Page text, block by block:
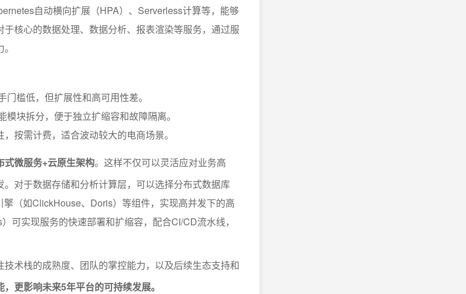
自动横向扩展（HPA）、Serverless计算等，能够
核心的数据处理、数据分析、报表渲染等服务，通过服
槛低，但扩展性和高可用性差。
块拆分，便于独立扩缩容和故障隔离。
按需计费，适合波动较大的电商场景。
式微服务+云原生架构。这样不仅可以灵活应对业务高
对于数据存储和分析计算层，可以选择分布式数据库
擎（如ClickHouse、Doris）等组件，实现高并发下的高
可实现服务的快速部署和扩缩容，配合CI/CD流水线，
术栈的成熟度、团队的掌控能力，以及后续生态支持和
更影响未来5年平台的可持续发展。